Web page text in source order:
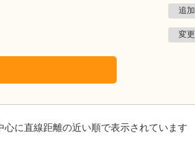
追加
変更
心に直線距離の近い順で表示されています
鹿児島県鹿児島市
植村病院